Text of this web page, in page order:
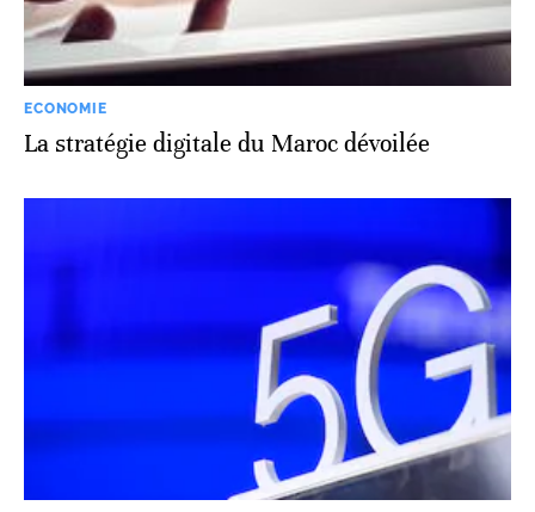
ECONOMIE
La stratégie digitale du Maroc dévoilée